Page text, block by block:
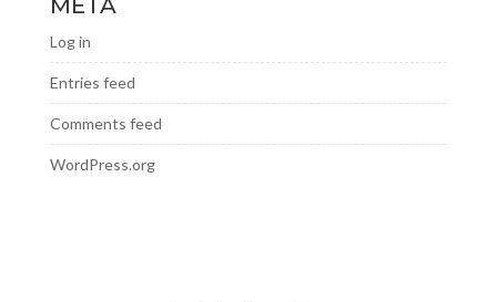
META
Log in
Entries feed
Comments feed
WordPress.org